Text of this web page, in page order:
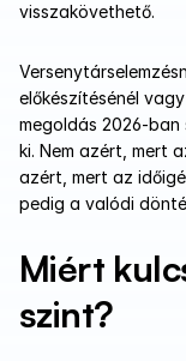
visszakövethető.
előkészítésénél
megoldás 2026-
ki. Nem azért, mert
azért, mert az
pedig a valódi
Miért
szint?